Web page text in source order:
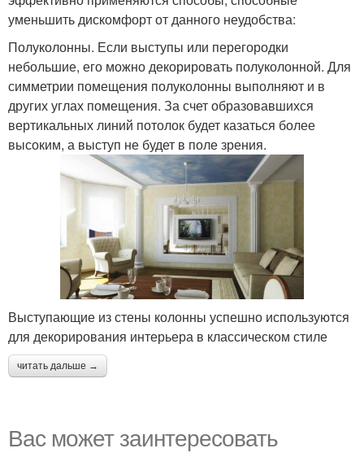
уменьшить дискомфорт от данного неудобства:
Полуколонны. Если выступы или перегородки
небольшие, его можно декорировать полуколонной. Для
симметрии помещения полуколонны выполняют и в
других углах помещения. За счет образовавшихся
вертикальных линий потолок будет казаться более
высоким, а выступ не будет в поле зрения.
Выступающие из стены колонны успешно используются
для декорирования интерьера в классическом стиле
читать дальше →
Вас может заинтересовать